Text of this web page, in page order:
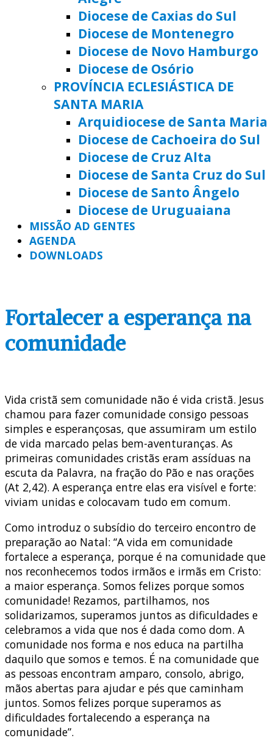
Diocese de Caxias do Sul
Diocese de Montenegro
Diocese de Novo Hamburgo
Diocese de Osório
PROVÍNCIA ECLESIÁSTICA DE
SANTA MARIA
Arquidiocese de Santa Maria
Diocese de Cachoeira do Sul
Diocese de Cruz Alta
Diocese de Santa Cruz do Sul
Diocese de Santo Ângelo
Diocese de Uruguaiana
MISSÃO AD GENTES
AGENDA
DOWNLOADS
Fortalecer a esperança na
comunidade
Vida cristã sem comunidade não é vida cristã. Jesus
chamou para fazer comunidade consigo pessoas
simples e esperançosas, que assumiram um estilo
de vida marcado pelas bem-aventuranças. As
primeiras comunidades cristãs eram assíduas na
escuta da Palavra, na fração do Pão e nas orações
(At 2,42). A esperança entre elas era visível e forte:
viviam unidas e colocavam tudo em comum.
Como introduz o subsídio do terceiro encontro de
preparação ao Natal: “A vida em comunidade
fortalece a esperança, porque é na comunidade que
nos reconhecemos todos irmãos e irmãs em Cristo:
a maior esperança. Somos felizes porque somos
comunidade! Rezamos, partilhamos, nos
solidarizamos, superamos juntos as dificuldades e
celebramos a vida que nos é dada como dom. A
comunidade nos forma e nos educa na partilha
daquilo que somos e temos. É na comunidade que
as pessoas encontram amparo, consolo, abrigo,
mãos abertas para ajudar e pés que caminham
juntos. Somos felizes porque superamos as
dificuldades fortalecendo a esperança na
comunidade”.